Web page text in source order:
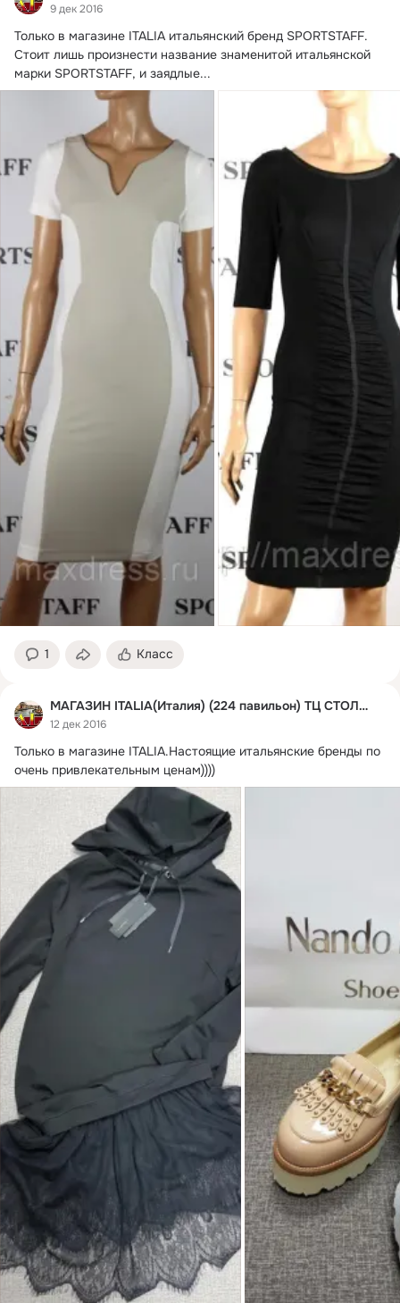
9 дек 2016
Только в магазине ITALIA итальянский бренд SPORTSTAFF.
Стоит лишь произнести название знаменитой итальянской
марки SPORTSTAFF, и заядлые...
1 Класс
МАГАЗИН ITALIA(Италия) (224 павильон) ТЦ СТОЛИЦА
12 дек 2016
Только в магазине ITALIA.Настоящие итальянские бренды по
очень привлекательным ценам))))